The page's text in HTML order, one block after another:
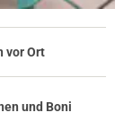
vor Ort
und Boni